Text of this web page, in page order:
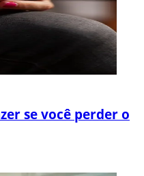
se você perder o